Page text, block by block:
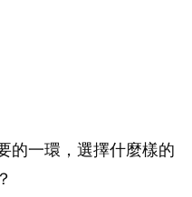
的一環，選擇什麼樣的